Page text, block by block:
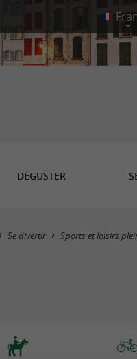
DÉGUSTER
Se divertir Sports et loisirs